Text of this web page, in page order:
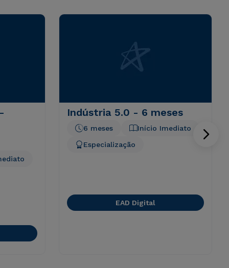
Indústria 5.0 - 6 meses
Início Imediato
6 meses
Especialização
EAD Digital